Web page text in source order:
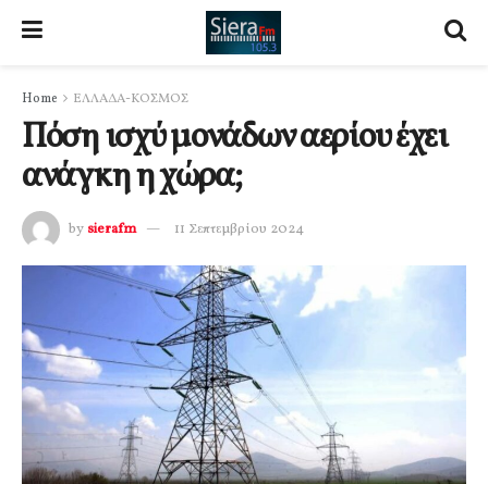
Home ΕΛΛΑΔΑ-ΚΟΣΜΟΣ
Πόση ισχύ μονάδων αερίου έχει
ανάγκη η χώρα;
by sierafm 11 Σεπτεμβρίου 2024